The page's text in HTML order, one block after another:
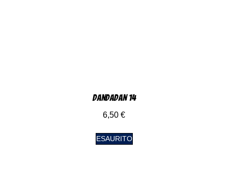
DanDaDan 14
6,50 €
ESAURITO